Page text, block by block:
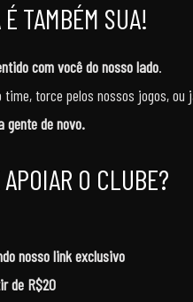
TAMBÉM SUA!
com você do nosso lado.
time, torce pelos nossos jogos,
gente de novo.
O CLUBE?
nosso link exclusivo
de R$20